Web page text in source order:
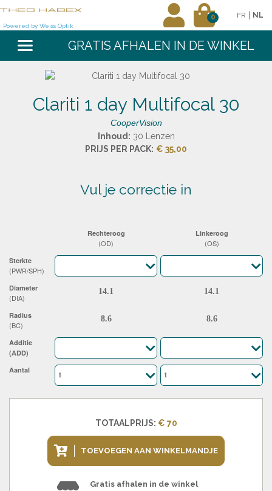
Powered by Weiss Optik
0 FR | NL
GRATIS AFHALEN IN DE WINKEL
Clariti 1 day Multifocal 30
CooperVision
Inhoud: 30 Lenzen
PRIJS PER PACK: € 35,00
vul je correctie in
Sterkte
(PWR/SPH)
Diameter
(DIA)
Radius
(BC)
Additie
(ADD)
Aantal
Rechteroog
(OD)
Linkeroog
(OS)
TOTAALPRIJS: € 70
TOEVOEGEN AAN WINKELMANDJE
Gratis afhalen in de winkel